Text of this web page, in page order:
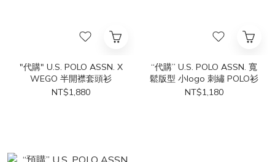
"代購" U.S. POLO ASSN. X
WEGO 半開襟套頭衫
NT$1,880
“代購” U.S. POLO ASSN. 寬
鬆版型 小logo 刺繡 POLO衫
NT$1,180